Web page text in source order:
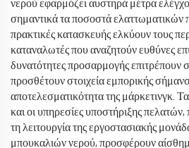
νερού εφαρμόζει αυστηρά μέτρα
σημαντικά τα ποσοστά ελαττωματικών
πρακτικές κατασκευής ελκύουν τους
καταναλωτές που αναζητούν ευθύνες
δυνατότητες προσαρμογής επιτρέπουν
προσθέτουν στοιχεία εμπορικής
αποτελεσματικότητα της μάρκετινγκ.
και οι υπηρεσίες υποστήριξης
τη λειτουργία της εργοστασιακής
μπουκαλιών νερού, προσφέρουν